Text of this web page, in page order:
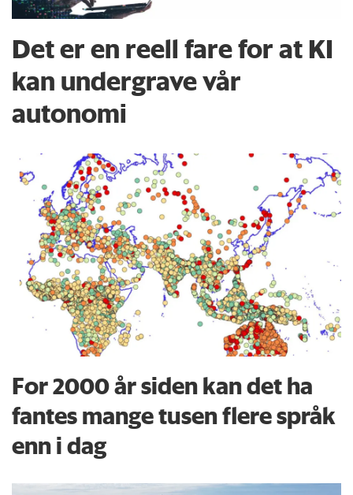
Det er en reell fare for at KI
kan undergrave vår
autonomi
For 2000 år siden kan det ha
fantes mange tusen flere språk
enn i dag